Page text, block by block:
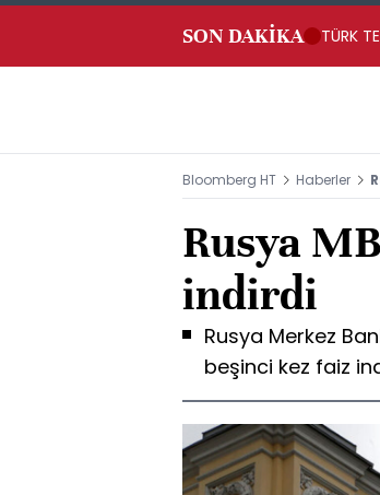
SON DAKİKA TÜRK
Bloomberg HT Haberler
Rusya
indirdi
Rusya Merkez
beşinci kez faiz